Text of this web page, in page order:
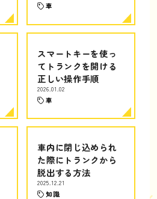
車
スマートキーを使っ
てトランクを開ける
正しい操作手順
2026.01.02
車
車内に閉じ込められ
た際にトランクから
脱出する方法
2025.12.21
知識